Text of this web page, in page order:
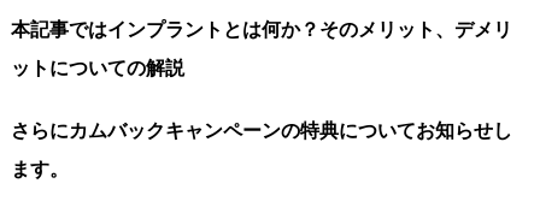
本記事ではインプラントとは何か？そのメリット、デメリ
ットについての解説
さらにカムバックキャンペーンの特典についてお知らせし
ます。